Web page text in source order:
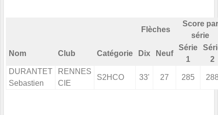
Flèches
Score par
série
Nom Club Catégorie Dix Neuf
Série
1
2
DURANTET
Sebastien
RENNES
CIE
S2HCO 33' 27 285